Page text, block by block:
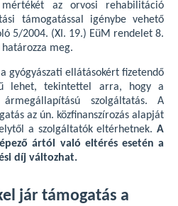
mértékét az orvosi rehabilitáció
támogatással igénybe vehető
5/2004. (XI. 19.) EüM rendelet 8.
meg.
gyógyászati ellátásokért fizetendő
lehet, tekintettel arra, hogy a
szolgáltatás. A
az ún. közfinanszírozás alapját
a szolgáltatók eltérhetnek. A
ártól való eltérés esetén a
díj változhat.
jár támogatás a